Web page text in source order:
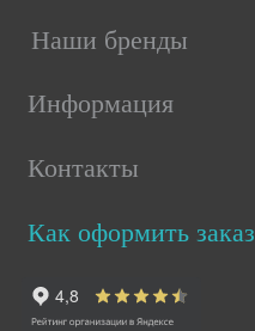
Наши бренды
Информация
Контакты
Как оформить заказ